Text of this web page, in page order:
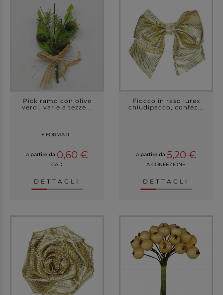
Pick ramo con olive
verdi, varie altezze...
+ FORMATI
a partire da 0,60 €
CAD.
DETTAGLI
Fiocco in raso lurex
chiudipacco, confez...
a partire da 5,20 €
A CONFEZIONE
DETTAGLI